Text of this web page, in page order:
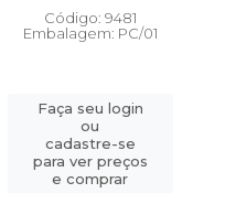
Código: 9481
Embalagem: PC/01
Faça seu login
ou
cadastre-se
para ver preços
e comprar